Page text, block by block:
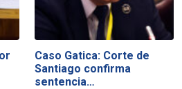
Caso Gatica: Corte de
Santiago confirma
sentencia…